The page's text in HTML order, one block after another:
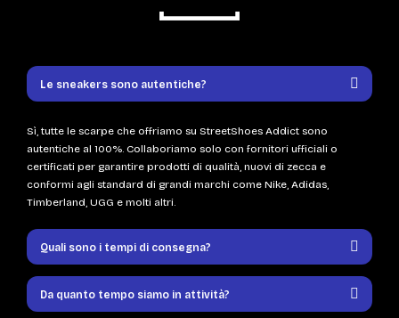
Le sneakers sono autentiche?
Sì, tutte le scarpe che offriamo su StreetShoes Addict sono
autentiche al 100%. Collaboriamo solo con fornitori ufficiali o
certificati per garantire prodotti di qualità, nuovi di zecca e
conformi agli standard di grandi marchi come Nike, Adidas,
Timberland, UGG e molti altri.
Quali sono i tempi di consegna?
Da quanto tempo siamo in attività?